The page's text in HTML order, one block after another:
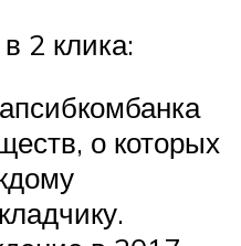
2 клика:
о которых